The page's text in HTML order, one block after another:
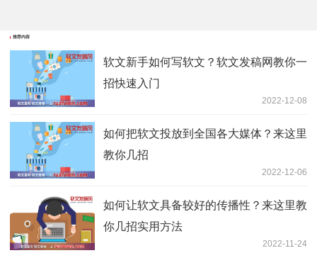
推荐内容
软文新手如何写软文？软文发稿网教你一
招快速入门
2022-12-08
如何把软文投放到全国各大媒体？来这里
教你几招
2022-12-06
如何让软文具备较好的传播性？来这里教
你几招实用方法
2022-11-24